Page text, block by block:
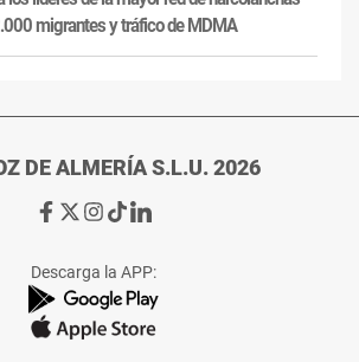
migrantes y tráfico de MDMA
DE ALMERÍA S.L.U. 2026
Ir
de
La
Voz
Ir
de
La
Voz
Ir
de
La
Voz
Ir
de
La
Voz
Ir
de
La
Voz
Descarga la APP: